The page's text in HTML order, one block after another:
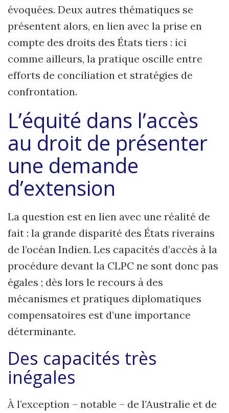
évoquées. Deux autres thématiques se
présentent alors, en lien avec la prise en
compte des droits des États tiers : ici
comme ailleurs, la pratique oscille entre
efforts de conciliation et stratégies de
confrontation.
L’équité dans l’accès
au droit de présenter
une demande
d’extension
La question est en lien avec une réalité de
fait : la grande disparité des États riverains
de l’océan Indien. Les capacités d’accès à la
procédure devant la CLPC ne sont donc pas
égales ; dès lors le recours à des
mécanismes et pratiques diplomatiques
compensatoires est d’une importance
déterminante.
Des capacités très
inégales
À l’exception – notable – de l’Australie et de